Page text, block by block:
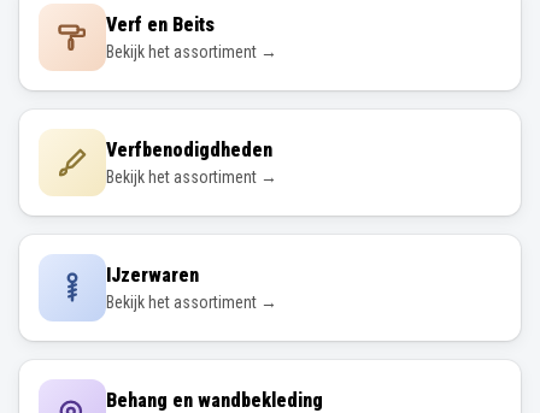
Verf en Beits
Bekijk het assortiment →
Verfbenodigdheden
Bekijk het assortiment →
IJzerwaren
Bekijk het assortiment →
Behang en wandbekleding